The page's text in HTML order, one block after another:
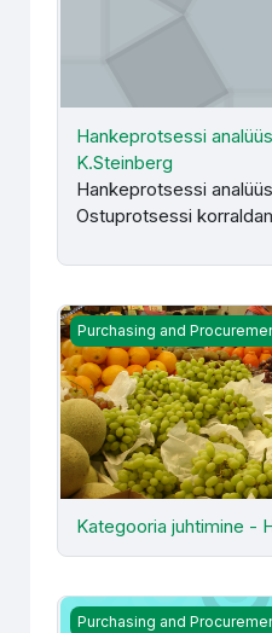
Hankeprotsessi
K.Steinberg
Hankeprotsessi
Ostuprotsessi
Kategooria juhtimine -
Purchasing and
Kategooria juhtimine -
Logistika Info- ja
Purchasing and